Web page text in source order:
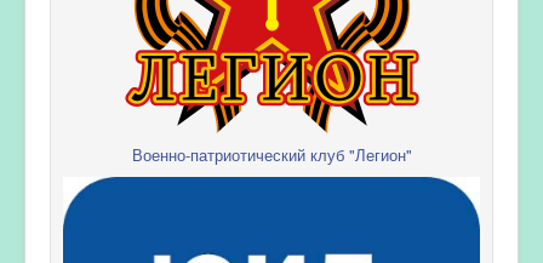
Военно-патриотический клуб "Легион"